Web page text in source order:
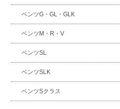
ベンツG・GL・GLK
ベンツM・R・V
ベンツSL
ベンツSLK
ベンツSクラス